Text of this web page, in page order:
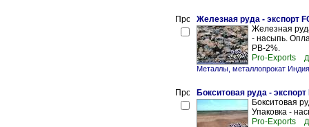
Железная руда - экспорт
Железная
- насыпь.
PB-2%.
Pro-Exports
Металлы, металлопрокат Индия
Бокситовая руда - экспорт
Бокситовая
Упаковка -
Pro-Exports